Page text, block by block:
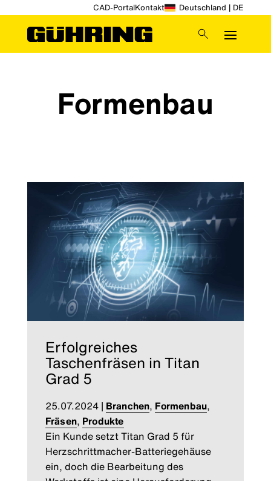
CAD-PortalKontakt Deutschland | DE
Formenbau
Erfolgreiches
Taschenfräsen in Titan
Grad 5
25.07.2024| Branchen, Formenbau,
Fräsen, Produkte
Ein Kunde setzt Titan Grad 5 für
Herzschrittmacher-Batteriegehäuse
ein, doch die Bearbeitung des